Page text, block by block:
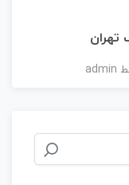
تهران
admin